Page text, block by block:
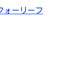
ォーリーフ